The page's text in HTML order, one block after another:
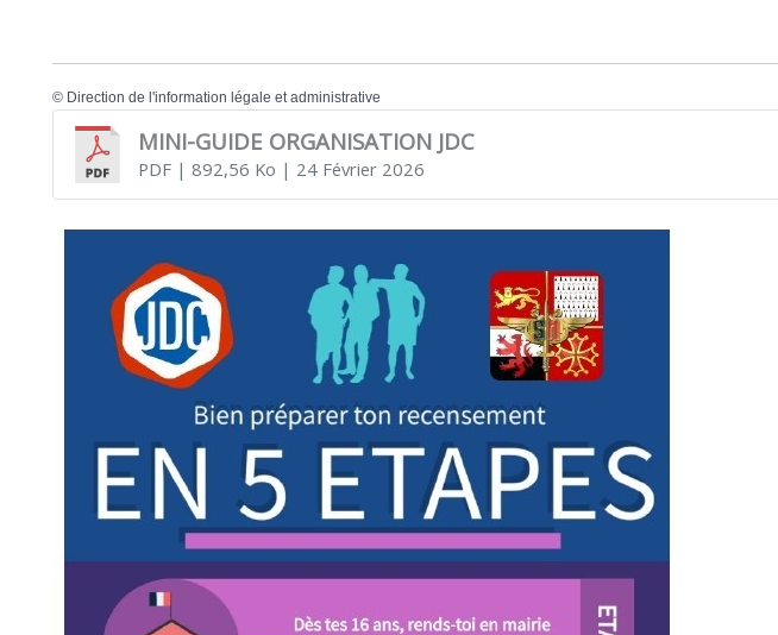
© Direction de l'information légale et administrative
MINI-GUIDE ORGANISATION JDC
PDF| 892,56 Ko | 24 Février 2026